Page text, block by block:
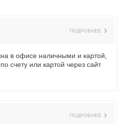
ПОДРОБНЕЕ
в офисе наличными и картой,
счету или картой через сайт
ПОДРОБНЕЕ